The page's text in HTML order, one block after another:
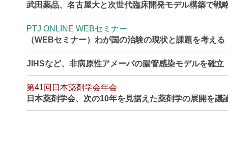
武田薬品、名古屋大と次世代臨床開発モデル構築で
PTJ ONLINE WEBセミナー
（WEBセミナー）わが国の治験の現状と課題を考える
JIHSなど、非病原性アメーバの腸管感染モデルを確
第41回日本薬剤学会年会
日本薬剤学会、次の10年を見据えた薬剤学の展開を議